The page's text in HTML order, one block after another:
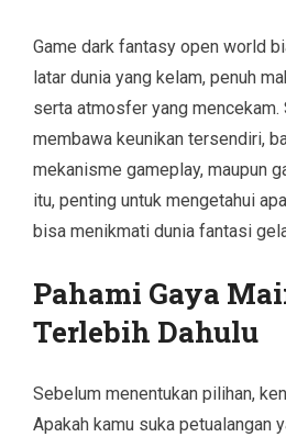
Game dark fantasy open world
latar dunia yang kelam, penuh
serta atmosfer yang mencekam.
membawa keunikan tersendiri,
mekanisme gameplay, maupun
itu, penting untuk mengetahui
bisa menikmati dunia fantasi
Pahami Gaya
Terlebih Dahulu
Sebelum menentukan pilihan,
Apakah kamu suka petualangan